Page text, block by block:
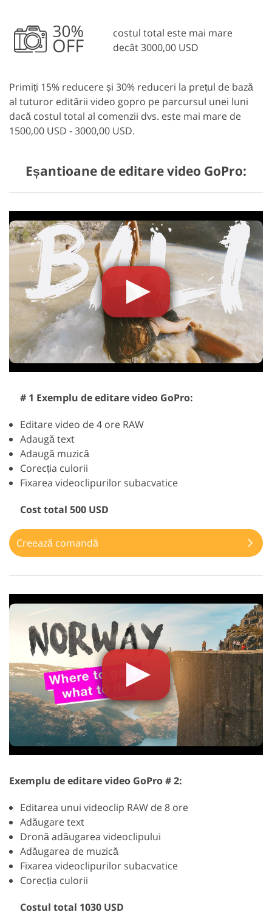
costul total este mai mare
decât 3000,00 USD
Primiți 15% reducere și 30% reduceri la prețul de bază
al tuturor editării video gopro pe parcursul unei luni
dacă costul total al comenzii dvs. este mai mare de
1500,00 USD - 3000,00 USD.
Eșantioane de editare video GoPro:
# 1 Exemplu de editare video GoPro:
Editare video de 4 ore RAW
Adaugă text
Adaugă muzică
Corecția culorii
Fixarea videoclipurilor subacvatice
Cost total 500 USD
Creează comandă
Exemplu de editare video GoPro # 2:
Editarea unui videoclip RAW de 8 ore
Adăugare text
Dronă adăugarea videoclipului
Adăugarea de muzică
Fixarea videoclipurilor subacvatice
Corecția culorii
Costul total 1030 USD